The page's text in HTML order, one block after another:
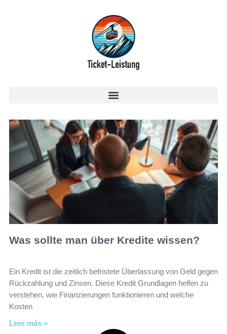
Was sollte man über Kredite wissen?
Ein Kredit ist die zeitlich befristete Überlassung von Geld gegen
Rückzahlung und Zinsen. Diese Kredit Grundlagen helfen zu
verstehen, wie Finanzierungen funktionieren und welche
Kosten
Leer más »